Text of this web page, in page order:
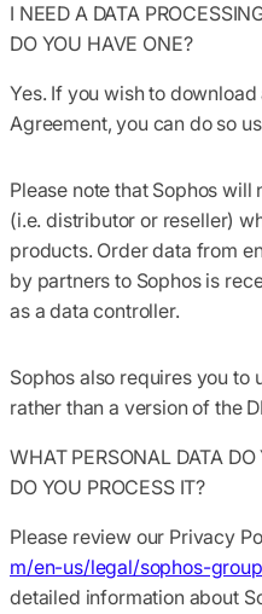
I NEED A DATA
DO YOU HAVE ONE?
Yes. If you wish to
Agreement, you can do so
Please note that Sophos will
(i.e. distributor or reseller)
products. Order data from
by partners to Sophos is
as a data controller.
Sophos also requires you to
rather than a version of the
WHAT PERSONAL DATA
DO YOU PROCESS IT?
Please review our Privacy
m/en-us/legal/sophos-
detailed information about